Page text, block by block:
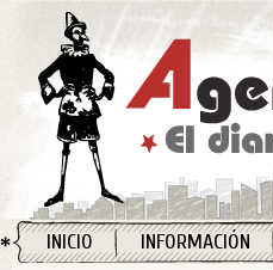
INICIO INFORMACIÓN